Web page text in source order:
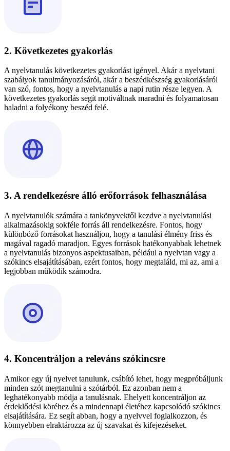
2. Következetes gyakorlás
A nyelvtanulás következetes gyakorlást igényel. Akár a nyelvtani
szabályok tanulmányozásáról, akár a beszédkészség gyakorlásáról
van szó, fontos, hogy a nyelvtanulás a napi rutin része legyen. A
következetes gyakorlás segít motiváltnak maradni és folyamatosan
haladni a folyékony beszéd felé.
3. A rendelkezésre álló erőforrások felhasználása
A nyelvtanulók számára a tankönyvektől kezdve a nyelvtanulási
alkalmazásokig sokféle forrás áll rendelkezésre. Fontos, hogy
különböző forrásokat használjon, hogy a tanulási élmény friss és
magával ragadó maradjon. Egyes források hatékonyabbak lehetnek
a nyelvtanulás bizonyos aspektusaiban, például a nyelvtan vagy a
szókincs elsajátításában, ezért fontos, hogy megtaláld, mi az, ami a
legjobban működik számodra.
4. Koncentráljon a releváns szókincsre
Amikor egy új nyelvet tanulunk, csábító lehet, hogy megpróbáljunk
minden szót megtanulni a szótárból. Ez azonban nem a
leghatékonyabb módja a tanulásnak. Ehelyett koncentráljon az
érdeklődési köréhez és a mindennapi életéhez kapcsolódó szókincs
elsajátítására. Ez segít abban, hogy a nyelvvel foglalkozzon, és
könnyebben elraktározza az új szavakat és kifejezéseket.